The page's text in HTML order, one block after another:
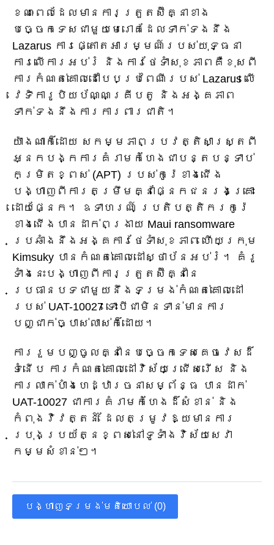
ខណៈពេលដែលមានការត្រួតស៊ីគ្នាខាង
បច្ចេកទេសជាមួយមេរោគដែលទាក់ទងនឹង
Lazarus ការផ្តោតអារម្មណ៍របស់យុទ្ធនា
ការលើការអប់រំ និងការថែទាំសុខភាពគឺខុសពី
ការកំណត់គោលដៅបែបប្រពៃណីរបស់ Lazarus លើ
វេទិការូបិយប័ណ្ណគ្រីបតូ និងអង្គភាព
ទាក់ទងនឹងការការពារជាតិ។
យ៉ាងណាក៏ដោយ សកម្មភាពប្រវត្តិសាស្ត្រពី
អ្នកបង្កការគំរាមកំហែងជាបន្តបន្ទាប់
កម្រិតខ្ពស់ (APT) របស់កូរ៉េខាងជើង
បង្ហាញពីការតម្រឹមគ្នាផ្នែកជនរងគ្រោះ
ដោយផ្នែក។ ឧទាហរណ៍ ប្រតិបត្តិករកូរ៉េ
ខាងជើងបានដាក់ពង្រាយ Maui ransomware
ប្រឆាំងនឹងអង្គការថែទាំសុខភាព ហើយក្រុម
Kimsuky បានកំណត់គោលដៅស្ថាប័នអប់រំ។ គំរូ
ទាំងនេះបង្ហាញពីការត្រួតស៊ីគ្នានៃ
ប្រធានបទជាមួយនឹងទម្រង់កំណត់គោលដៅ
របស់ UAT-10027 ទោះបីជាមិនទាន់មានការ
បញ្ជាក់ច្បាស់លាស់ក៏ដោយ។
ការរួមបញ្ចូលគ្នានៃបច្ចេកទេសគេចវេសដ៏
ទំនើប ការកំណត់គោលដៅវិស័យជ្រើសរើស និង
ការលាក់បាំងហេដ្ឋារចនាសម្ព័ន្ធ បានដាក់
UAT-10027 ជាការគំរាមកំហែងដ៏សំខាន់ និង
កំពុងវិវត្តន៍ ដែលតម្រូវឱ្យមានការ
ប្រុងប្រយ័ត្នខ្ពស់នៅទូទាំងវិស័យសេវា
កម្មសំខាន់ៗ។
បង្ហាញទម្រង់មតិយោបល់ (0)